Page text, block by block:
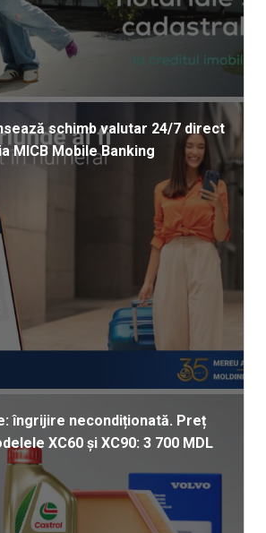
schimb valutar 24/7 direct
MICB Mobile Banking
îngrijire necondiționată. Preț
XC60 și XC90: 3 700 MDL